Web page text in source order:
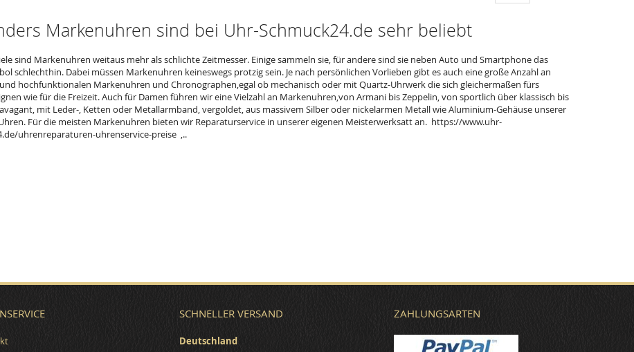
Markenuhren sind bei Uhr-Schmuck24.de sehr beliebt
sind Markenuhren weitaus mehr als schlichte Zeitmesser. Einige sammeln sie, für andere sind sie neben Auto und Smartphone das
schlechthin. Dabei müssen Markenuhren keineswegs protzig sein. Je nach persönlichen Vorlieben gibt es auch eine große Anzahl an
hochfunktionalen Markenuhren und Chronographen,egal ob mechanisch oder mit Quartz-Uhrwerk die sich gleichermaßen fürs
wie für die Freizeit. Auch für Damen führen wir eine Vielzahl an Markenuhren,von Armani bis Zeppelin, von sportlich über klassisch bis
mit Leder-, Ketten oder Metallarmband, vergoldet, aus massivem Silber oder nickelarmen Metall wie Aluminium-Gehäuse unserer
Für die meisten Markenuhren bieten wir Reparaturservice in unserer eigenen Meisterwerksatt an. https://www.uhr-
uhrenreparaturen-uhrenservice-preise ,..
SCHNELLER VERSAND
Deutschland
ZAHLUNGSARTEN